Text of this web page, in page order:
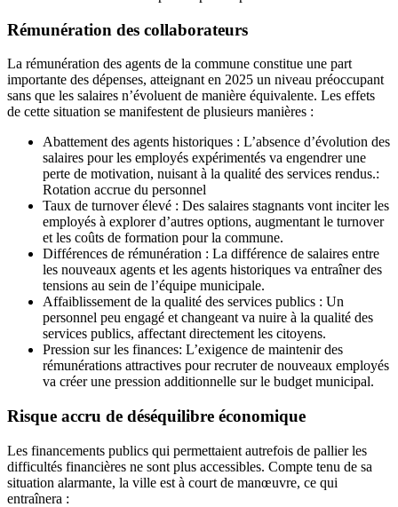
Rémunération des collaborateurs
La rémunération des agents de la commune constitue une part
importante des dépenses, atteignant en 2025 un niveau préoccupant
sans que les salaires n’évoluent de manière équivalente. Les effets
de cette situation se manifestent de plusieurs manières :
Abattement des agents historiques : L’absence d’évolution des
salaires pour les employés expérimentés va engendrer une
perte de motivation, nuisant à la qualité des services rendus.:
Rotation accrue du personnel
Taux de turnover élevé : Des salaires stagnants vont inciter les
employés à explorer d’autres options, augmentant le turnover
et les coûts de formation pour la commune.
Différences de rémunération : La différence de salaires entre
les nouveaux agents et les agents historiques va entraîner des
tensions au sein de l’équipe municipale.
Affaiblissement de la qualité des services publics : Un
personnel peu engagé et changeant va nuire à la qualité des
services publics, affectant directement les citoyens.
Pression sur les finances: L’exigence de maintenir des
rémunérations attractives pour recruter de nouveaux employés
va créer une pression additionnelle sur le budget municipal.
Risque accru de déséquilibre économique
Les financements publics qui permettaient autrefois de pallier les
difficultés financières ne sont plus accessibles. Compte tenu de sa
situation alarmante, la ville est à court de manœuvre, ce qui
entraînera :